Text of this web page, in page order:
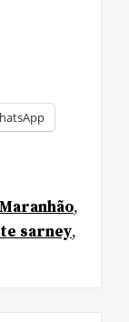
,
sarney,